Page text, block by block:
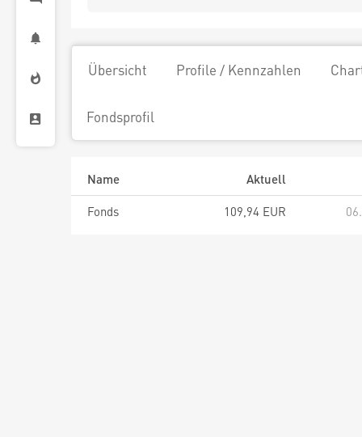
Übersicht Profile / Kennzahlen
Fondsprofil
Name
Aktuell
Fonds
109,94 EUR